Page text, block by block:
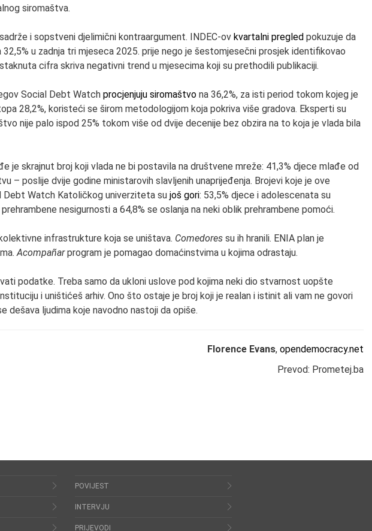
siromaštva.
i sopstveni djelimični kontraargument. INDEC-ov kvartalni pregled pokuzuje da
u zadnja tri mjeseca 2025. prije nego je šestomjesečni prosjek identifikovao
cifra skriva negativni trend u mjesecima koji su prethodili publikaciji.
Social Debt Watch procjenjuju siromaštvo na 36,2%, za isti period tokom kojeg je
28,2%, koristeći se širom metodologijom koja pokriva više gradova. Eksperti su
nije palo ispod 25% tokom više od dvije decenije bez obzira na to koja je vlada bila
je skrajnut broj koji vlada ne bi postavila na društvene mreže: 41,3% djece mlađe od
– poslije dvije godine ministarovih slavljenih unaprijeđenja. Brojevi koje je ove
Debt Watch Katoličkog univerziteta su još gori: 53,5% djece i adolescenata su
nesigurnosti a 64,8% se oslanja na neki oblik prehrambene pomoći.
infrastrukture koja se uništava. Comedores su ih hranili. ENIA plan je
Acompañarprogram je pomagao domaćinstvima u kojima odrastaju.
podatke. Treba samo da ukloni uslove pod kojima neki dio stvarnost uopšte
i uništićeš arhiv. Ono što ostaje je broj koji je realan i istinit ali vam ne govori
dešava ljudima koje navodno nastoji da opiše.
Florence Evans,opendemocracy.net
Prevod: Prometej.ba
POVIJEST
INTERVJU
PRIJEVODI